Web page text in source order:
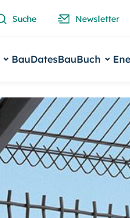
Suche Newsletter
BauDatesBauBuch